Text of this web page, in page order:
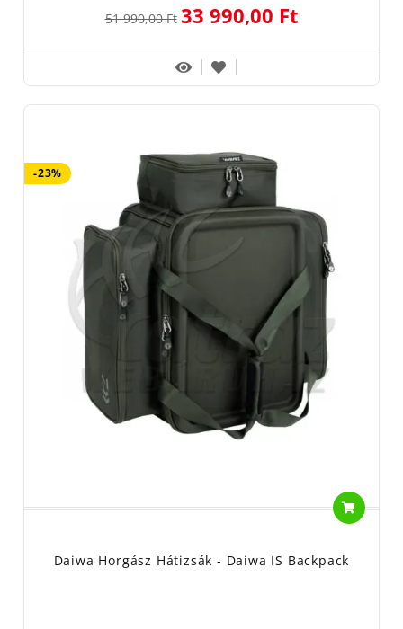
51 990,00 Ft 33 990,00 Ft
-23%
Daiwa Horgász Hátizsák - Daiwa IS Backpack